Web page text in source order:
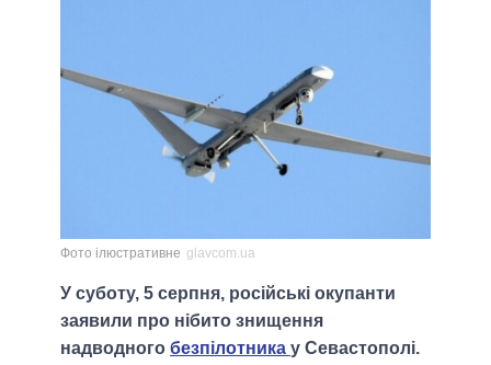
Фото ілюстративне glavcom.ua
У суботу, 5 серпня, російські окупанти
заявили про нібито знищення
надводного безпілотника у Севастополі.